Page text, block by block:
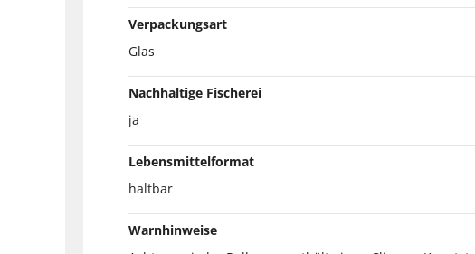
Verpackungsart
Glas
Nachhaltige Fischerei
ja
Lebensmittelformat
haltbar
Warnhinweise